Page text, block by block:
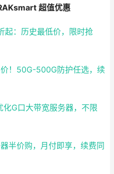
超值优惠
起：历史最低价，限时抢
！50G-500G防护任选，续
G口大带宽服务器，不限
半价购，月付即享，续费同